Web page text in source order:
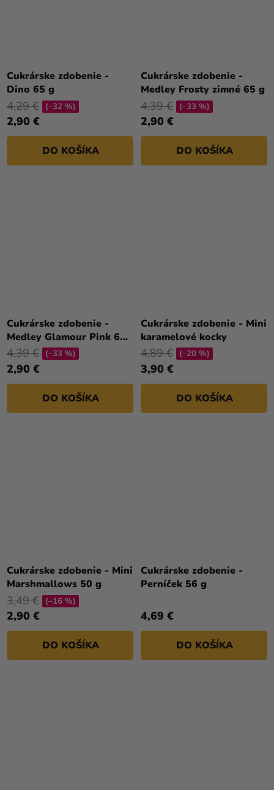
Cukrárske zdobenie -
Dino 65 g
2,90 €
4,29 € (–32 %)
DO KOŠÍKA
Cukrárske zdobenie -
Medley Frosty zimné 65 g
2,90 €
4,39 € (–33 %)
DO KOŠÍKA
Cukrárske zdobenie -
Medley Glamour Pink 65
g
2,90 €
4,39 € (–33 %)
DO KOŠÍKA
Cukrárske zdobenie - Mini
karamelové kocky
3,90 €
4,89 € (–20 %)
DO KOŠÍKA
Cukrárske zdobenie - Mini
Marshmallows 50 g
2,90 €
3,49 € (–16 %)
DO KOŠÍKA
Cukrárske zdobenie -
Perníček 56 g
4,69 €
DO KOŠÍKA